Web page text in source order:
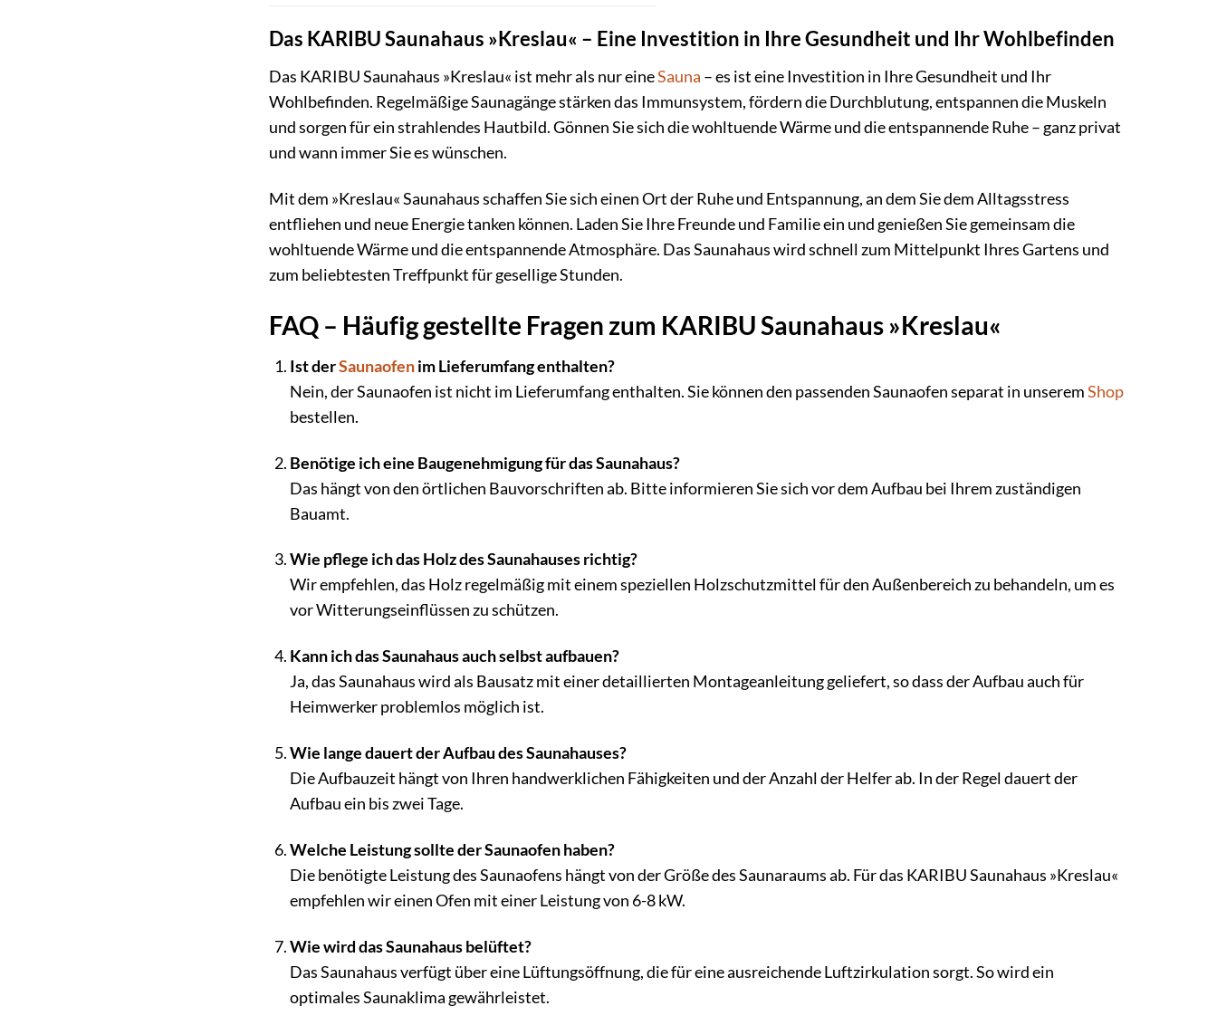
Das KARIBU Saunahaus »Kreslau« – Eine Investition in Ihre Gesundheit und Ihr Wohlbefinden
Das KARIBU Saunahaus »Kreslau« ist mehr als nur eineSauna – es ist eine Investition in Ihre Gesundheit und Ihr
Wohlbefinden. Regelmäßige Saunagänge stärken das Immunsystem, fördern die Durchblutung, entspannen die Muskeln
und sorgen für ein strahlendes Hautbild. Gönnen Sie sich die wohltuende Wärme und die entspannende Ruhe – ganz privat
und wann immer Sie es wünschen.
Mit dem »Kreslau« Saunahaus schaffen Sie sich einen Ort der Ruhe und Entspannung, an dem Sie dem Alltagsstress
entfliehen und neue Energie tanken können. Laden Sie Ihre Freunde und Familie ein und genießen Sie gemeinsam die
wohltuende Wärme und die entspannende Atmosphäre. Das Saunahaus wird schnell zum Mittelpunkt Ihres Gartens und
zum beliebtesten Treffpunkt für gesellige Stunden.
FAQ – Häufig gestellte Fragen zum KARIBU Saunahaus »Kreslau«
Ist derSaunaofenim Lieferumfang enthalten?
Nein, der Saunaofen ist nicht im Lieferumfang enthalten. Sie können den passenden Saunaofen separat in unseremShop
bestellen.
Benötige ich eine Baugenehmigung für das Saunahaus?
Das hängt von den örtlichen Bauvorschriften ab. Bitte informieren Sie sich vor dem Aufbau bei Ihrem zuständigen
Bauamt.
Wie pflege ich das Holz des Saunahauses richtig?
Wir empfehlen, das Holz regelmäßig mit einem speziellen Holzschutzmittel für den Außenbereich zu behandeln, um es
vor Witterungseinflüssen zu schützen.
Kann ich das Saunahaus auch selbst aufbauen?
Ja, das Saunahaus wird als Bausatz mit einer detaillierten Montageanleitung geliefert, so dass der Aufbau auch für
Heimwerker problemlos möglich ist.
Wie lange dauert der Aufbau des Saunahauses?
Die Aufbauzeit hängt von Ihren handwerklichen Fähigkeiten und der Anzahl der Helfer ab. In der Regel dauert der
Aufbau ein bis zwei Tage.
Welche Leistung sollte der Saunaofen haben?
Die benötigte Leistung des Saunaofens hängt von der Größe des Saunaraums ab. Für das KARIBU Saunahaus »Kreslau«
empfehlen wir einen Ofen mit einer Leistung von 6-8 kW.
Wie wird das Saunahaus belüftet?
Das Saunahaus verfügt über eine Lüftungsöffnung, die für eine ausreichende Luftzirkulation sorgt. So wird ein
optimales Saunaklima gewährleistet.